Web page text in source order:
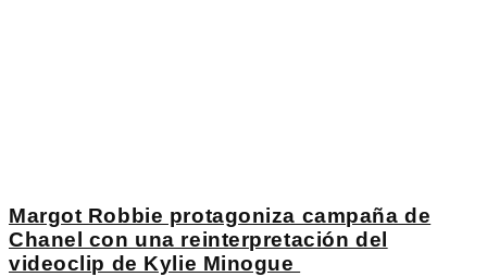
Margot Robbie protagoniza campaña de
Chanel con una reinterpretación del
videoclip de Kylie Minogue